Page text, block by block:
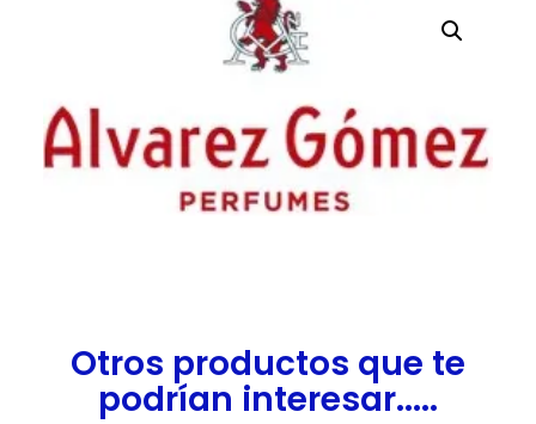
Otros productos que te
podrían interesar.....